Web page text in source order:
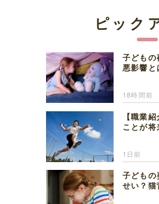
ピック
子どもの
悪影響と
18時間前
【職業
ことが将
1日前
子どもの
せい？猫